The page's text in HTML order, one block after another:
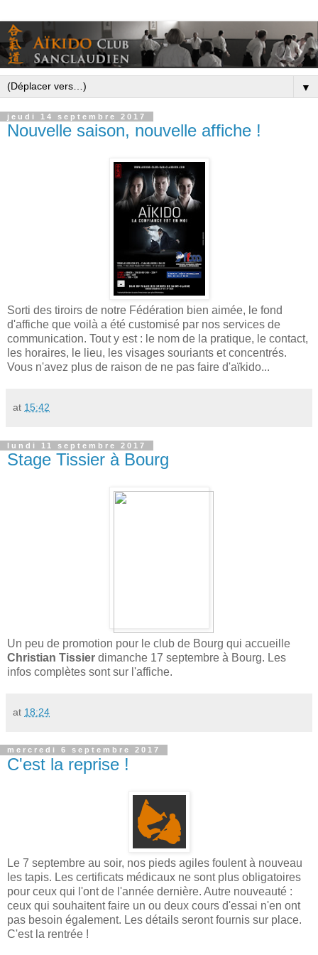
▼
jeudi 14 septembre 2017
Nouvelle saison, nouvelle affiche !
Sorti des tiroirs de notre Fédération bien aimée, le fond
d'affiche que voilà a été customisé par nos services de
communication. Tout y est : le nom de la pratique, le contact,
les horaires, le lieu, les visages souriants et concentrés.
Vous n'avez plus de raison de ne pas faire d'aïkido...
at 15:42
lundi 11 septembre 2017
Stage Tissier à Bourg
Un peu de promotion pour le club de Bourg qui accueille
Christian Tissier dimanche 17 septembre à Bourg. Les
infos complètes sont sur l'affiche.
at 18:24
mercredi 6 septembre 2017
C'est la reprise !
Le 7 septembre au soir, nos pieds agiles foulent à nouveau
les tapis. Les certificats médicaux ne sont plus obligatoires
pour ceux qui l'ont de l'année dernière. Autre nouveauté :
ceux qui souhaitent faire un ou deux cours d'essai n'en ont
pas besoin également. Les détails seront fournis sur place.
C'est la rentrée !